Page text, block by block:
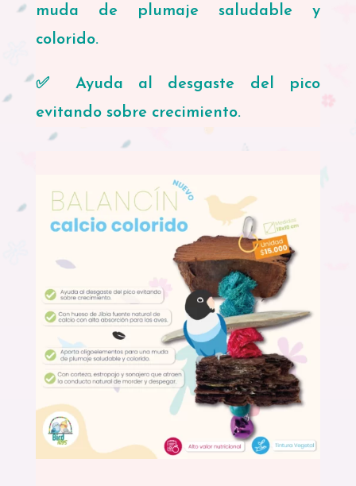
muda de plumaje saludable y
colorido.
✅ Ayuda al desgaste del pico
evitando sobre crecimiento.